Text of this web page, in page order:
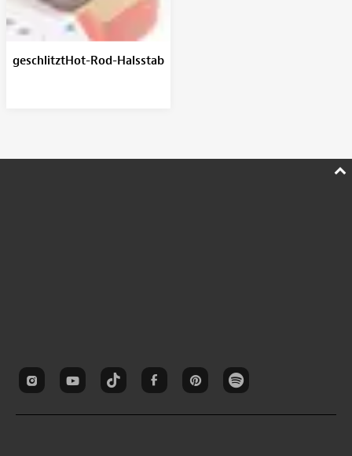
geschlitztHot-Rod-Halsstab